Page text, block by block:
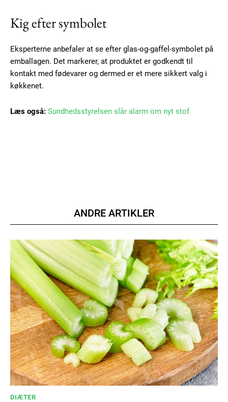
Gratis / forever
Etiam est nibh, lobortis sit
Praesent euismod ac
Ut mollis pellentesque tortor
Donec quis est ac felis
Member full access
100DKK / year
Etiam est nibh, lobortis sit
Praesent euismod ac
Ut mollis pellentesque tortor
Nullam eu erat condimentum
Donec quis est ac felis
Orci varius natoque dolor
Kig efter symbolet
Eksperterne anbefaler at se efter glas-og-gaffel-symbolet på
emballagen. Det markerer, at produktet er godkendt til
kontakt med fødevarer og dermed er et mere sikkert valg i
køkkenet.
Læs også: Sundhedsstyrelsen slår alarm om nyt stof
ANDRE ARTIKLER
DIÆTER